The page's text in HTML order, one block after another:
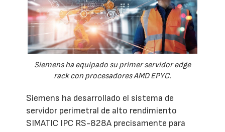
Siemens ha equipado su primer servidor edge
rack con procesadores AMD EPYC.
Siemens ha desarrollado el sistema de
servidor perimetral de alto rendimiento
SIMATIC IPC RS-828A precisamente para